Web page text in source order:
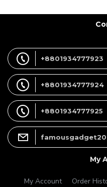
+8801934777923
+8801934777924
+8801934777925
My
My Account Order